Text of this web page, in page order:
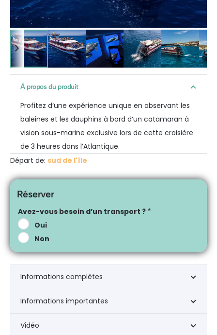
À propos du produit
Profitez d’une expérience unique en observant les
baleines et les dauphins à bord d’un catamaran à
vision sous-marine exclusive lors de cette croisière
de 3 heures dans l’Atlantique.
Départ de: sud de l'île
Réserver
Avez-vous besoin d’un transport ? *
Oui
Non
Informations complètes
Informations importantes
Vidéo